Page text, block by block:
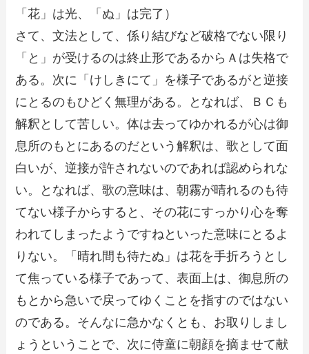
「花」は光、「ぬ」は完了）
さて、文法として、係り結びなど破格でない限り
「と」が受けるのは終止形であるからＡは失格で
ある。次に「けしきにて」を様子であるがと逆接
にとるのもひどく無理がある。となれば、ＢＣも
解釈として苦しい。体は去ってゆかれるが心は御
息所のもとにあるのだという解釈は、歌として面
白いが、逆接が許されないのであれば認められな
い。となれば、歌の意味は、朝霧が晴れるのも待
てない様子からすると、その花にすっかり心を奪
われてしまったようですねといった意味にとるよ
りない。「晴れ間も待たぬ」は花を手折ろうとし
て焦っている様子であって、表面上は、御息所の
もとから急いで戻ってゆくことを指すのではない
のである。そんなに急かなくとも、お取りしまし
ょうということで、次に侍童に朝顔を摘ませて献